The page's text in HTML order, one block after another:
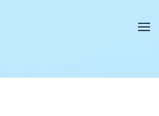
principal